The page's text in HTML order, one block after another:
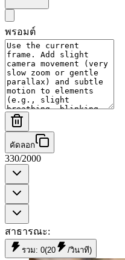
พรอมต์
คัดลอก
330/2000
สาธารณะ:
รวม: 0(20 /วินาที)